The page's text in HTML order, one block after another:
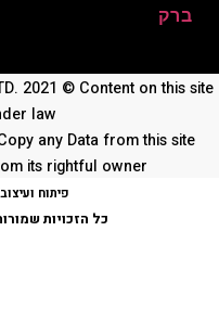
LTD. 2021 © Content on
under law
/ Copy any Data from this
from its rightful owner
פיתוח ועיצוב:
כל הזכויות שמורות © אלקטיס 1